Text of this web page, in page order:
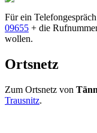
Für ein
09655 + die
wollen.
Ortsnetz
Zum Ortsnetz von
Trausnitz.